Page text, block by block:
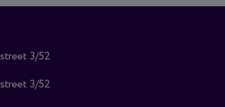
3/52
3/52